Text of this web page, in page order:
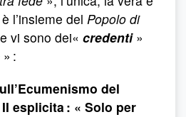
l’insieme del Popolo di
vi sono dei« credenti»
» :
del
esplicita : « Solo per